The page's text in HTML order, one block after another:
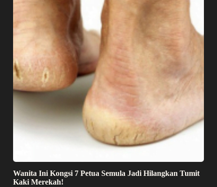
Wanita Ini Kongsi 7 Petua Semula Jadi Hilangkan Tumit
Kaki Merekah!